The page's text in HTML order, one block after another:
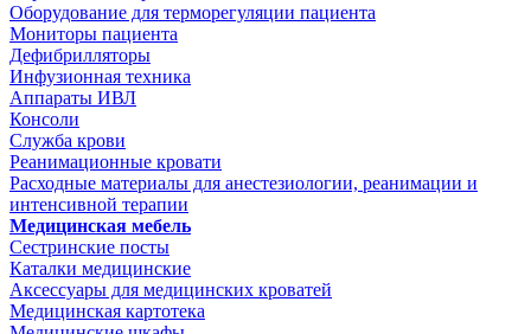
Оборудование для терморегуляции пациента
Мониторы пациента
Дефибрилляторы
Инфузионная техника
Аппараты ИВЛ
Консоли
Служба крови
Реанимационные кровати
Расходные материалы для анестезиологии, реанимации и
интенсивной терапии
Медицинская мебель
Сестринские посты
Каталки медицинские
Аксессуары для медицинских кроватей
Медицинская картотека